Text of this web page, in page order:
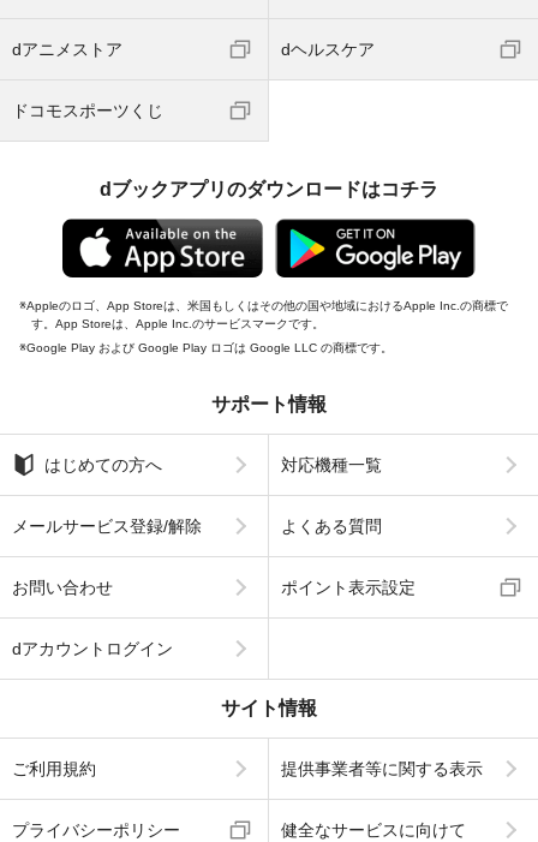
dアニメストア dヘルスケア
ドコモスポーツくじ
dブックアプリのダウンロードはコチラ
Appleのロゴ、App Storeは、米国もしくはその他の国や地域におけるApple Inc.の商標で
す。App Storeは、Apple Inc.のサービスマークです。
Google Play および Google Play ロゴは Google LLC の商標です。
サポート情報
はじめての方へ 対応機種一覧
メールサービス登録/解除 よくある質問
お問い合わせ ポイント表示設定
dアカウントログイン
サイト情報
ご利用規約 提供事業者等に関する表示
プライバシーポリシー 健全なサービスに向けて